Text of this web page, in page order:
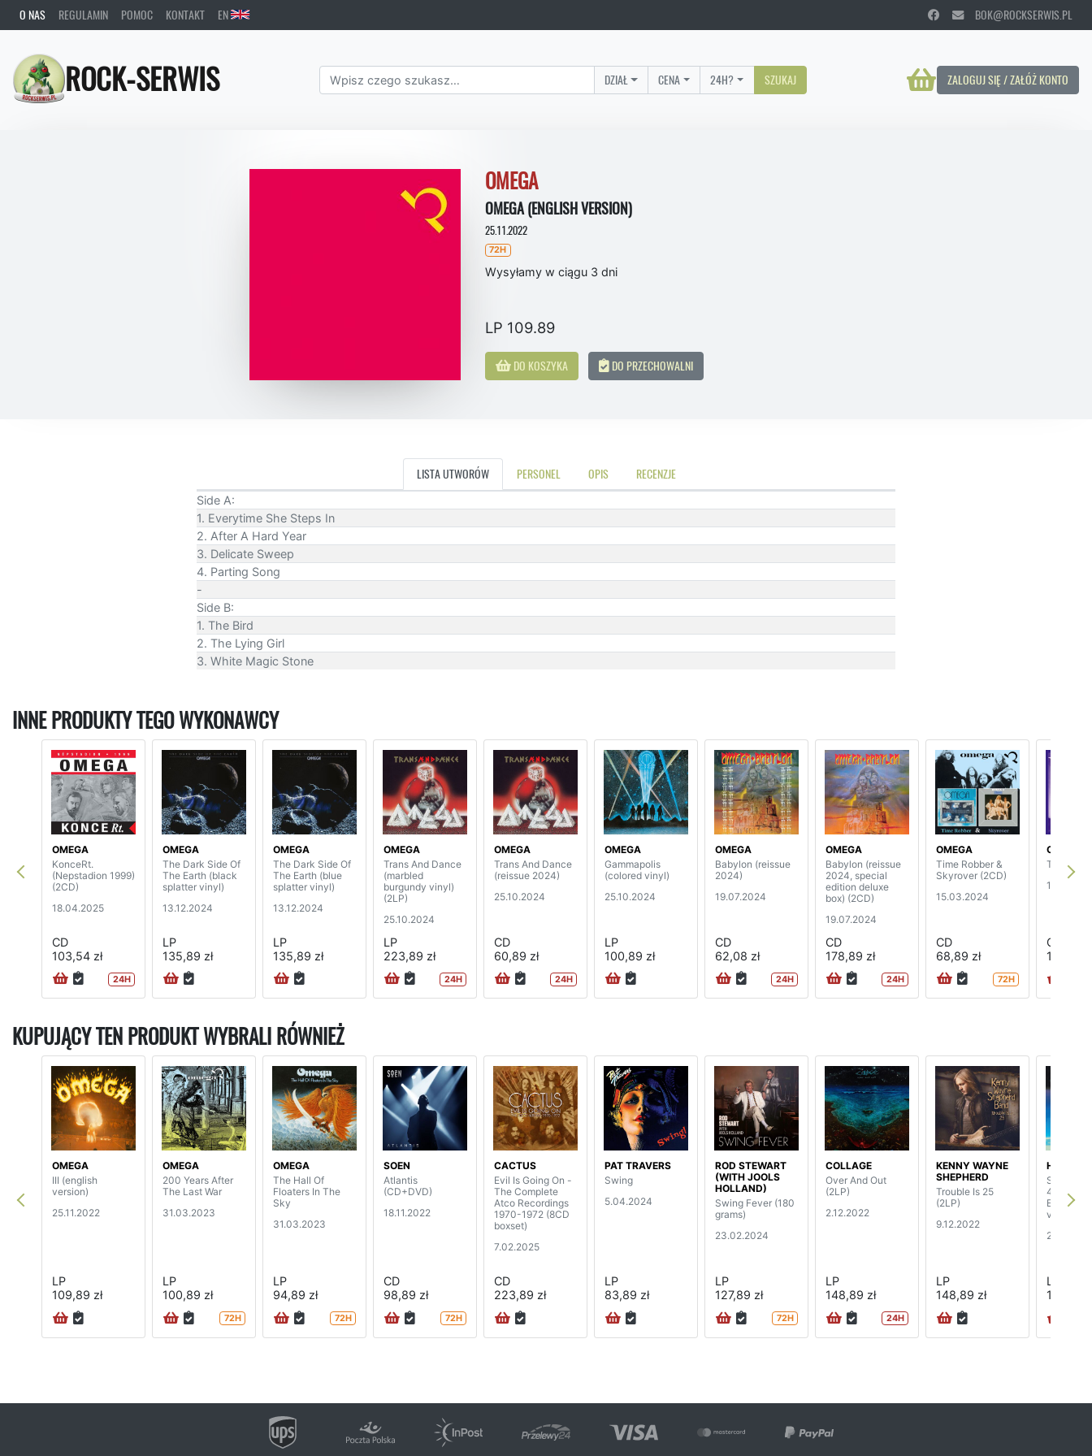
O NAS REGULAMIN POMOC KONTAKT EN BOK@ROCKSERWIS.PL
ROCK-SERWIS ZALOGUJ SIĘ / ZAŁÓŻ KONTO
DZIAŁ CENA 24H? SZUKAJ
OMEGA
OMEGA (ENGLISH VERSION)
25.11.2022
72H
Wysyłamy w ciągu 3 dni
LP 109.89
DO KOSZYKA DO PRZECHOWALNI
LISTA UTWORÓW PERSONEL OPIS RECENZJE
Side A:
1. Everytime She Steps In
2. After A Hard Year
3. Delicate Sweep
4. Parting Song
-
Side B:
1. The Bird
2. The Lying Girl
3. White Magic Stone
INNE PRODUKTY TEGO WYKONAWCY
OMEGA
KonceRt.
(Nepstadion 1999)
(2CD)
18.04.2025
CD
103,54 zł
24H
OMEGA
The Dark Side Of
The Earth (black
splatter vinyl)
13.12.2024
LP
135,89 zł
OMEGA
The Dark Side Of
The Earth (blue
splatter vinyl)
13.12.2024
LP
135,89 zł
OMEGA
Trans And Dance
(marbled
burgundy vinyl)
(2LP)
25.10.2024
LP
223,89 zł
24H
OMEGA
Trans And Dance
(reissue 2024)
25.10.2024
CD
60,89 zł
24H
OMEGA
Gammapolis
(colored vinyl)
25.10.2024
LP
100,89 zł
OMEGA
Babylon (reissue
2024)
19.07.2024
CD
62,08 zł
24H
OMEGA
Babylon (reissue
2024, special
edition deluxe
box) (2CD)
19.07.2024
CD
178,89 zł
24H
OMEGA
Time Robber &
Skyrover (2CD)
15.03.2024
CD
68,89 zł
72H
OMEGA
The
CD
100,89
KUPUJĄCY TEN PRODUKT WYBRALI RÓWNIEŻ
OMEGA
III (english
version)
25.11.2022
LP
109,89 zł
OMEGA
200 Years After
The Last War
31.03.2023
LP
100,89 zł
72H
OMEGA
The Hall Of
Floaters In The
Sky
31.03.2023
LP
94,89 zł
72H
SOEN
Atlantis
(CD+DVD)
18.11.2022
CD
98,89 zł
72H
CACTUS
Evil Is Going On -
The Complete
Atco Recordings
1970-1972 (8CD
boxset)
7.02.2025
CD
223,89 zł
PAT TRAVERS
Swing
5.04.2024
LP
83,89 zł
ROD STEWART
(WITH JOOLS
HOLLAND)
Swing Fever (180
grams)
23.02.2024
LP
127,89 zł
72H
COLLAGE
Over And Out
(2LP)
2.12.2022
LP
148,89 zł
24H
KENNY WAYNE
SHEPHERD
Trouble Is 25
(2LP)
9.12.2022
LP
148,89 zł
Sonic
40th
Edition
vinyl)
2.12.2022
LP
126,89